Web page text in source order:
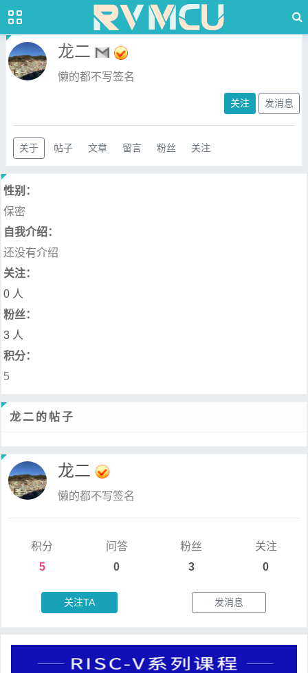
龙二
懒的都不写签名
关注 发消息
关于 帖子 文章 留言 粉丝 关注
性别：
保密
自我介绍：
还没有介绍
关注：
0 人
粉丝：
3 人
积分：
5
龙二的帖子
龙二
懒的都不写签名
积分
5
问答
0
粉丝
3
关注
0
关注TA 发消息